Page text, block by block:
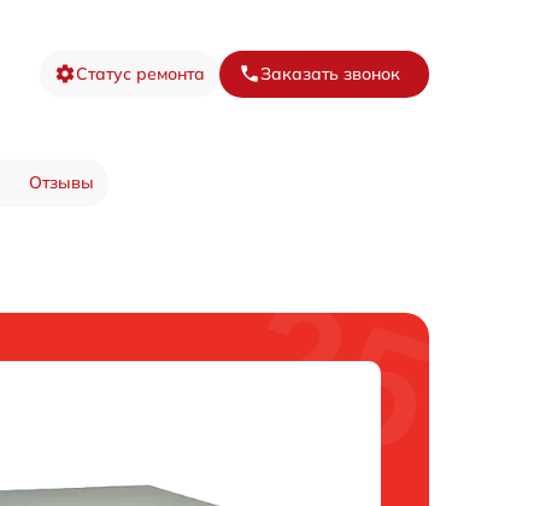
Статус ремонта Заказать звонок
Отзывы